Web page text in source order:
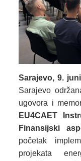
Sarajevo, 9.
Sarajevo
ugovora i
EU4CAET
Finansijski
početak
projekata